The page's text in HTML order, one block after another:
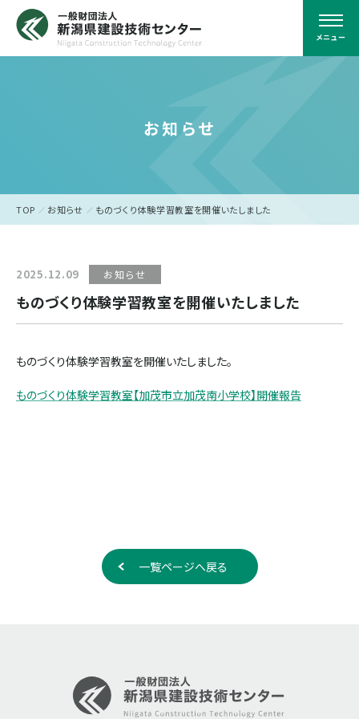
メニュー
お知らせ
TOP お知らせ ものづくり体験学習教室を開催いたしました
2025.12.09 お知らせ
ものづくり体験学習教室を開催いたしました
ものづくり体験学習教室を開催いたしました。
ものづくり体験学習教室【加茂市立加茂南小学校】開催報告
一覧ページへ戻る